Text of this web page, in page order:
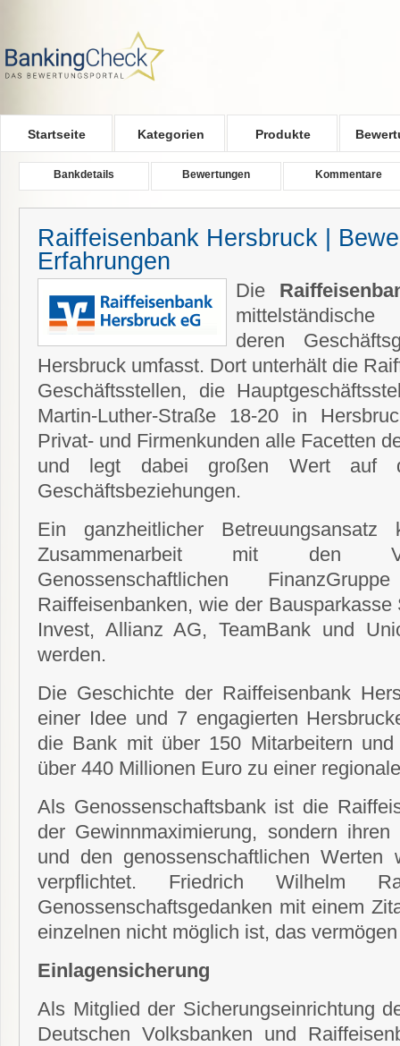
Startseite Kategorien Produkte
Bankdetails Bewertungen Kommentare
Raiffeisenbank Hersbruck |
Erfahrungen
Die
mittelständische
deren
Hersbruck umfasst. Dort unterhält die
Geschäftsstellen, die
Martin-Luther-Straße 18-20 in
Privat- und Firmenkunden alle Facetten
und legt dabei großen Wert auf
Geschäftsbeziehungen.
Ein ganzheitlicher
Zusammenarbeit mit den
Genossenschaftlichen
Raiffeisenbanken, wie der
Invest, Allianz AG, TeamBank und
werden.
Die Geschichte der Raiffeisenbank
einer Idee und 7 engagierten
die Bank mit über 150 Mitarbeitern
über 440 Millionen Euro zu einer
Als Genossenschaftsbank ist die
der Gewinnmaximierung, sondern
und den genossenschaftlichen
verpflichtet. Friedrich Wilhelm
Genossenschaftsgedanken mit einem
einzelnen nicht möglich ist, das
Einlagensicherung
Als Mitglied der Sicherungseinrichtung
Deutschen Volksbanken und